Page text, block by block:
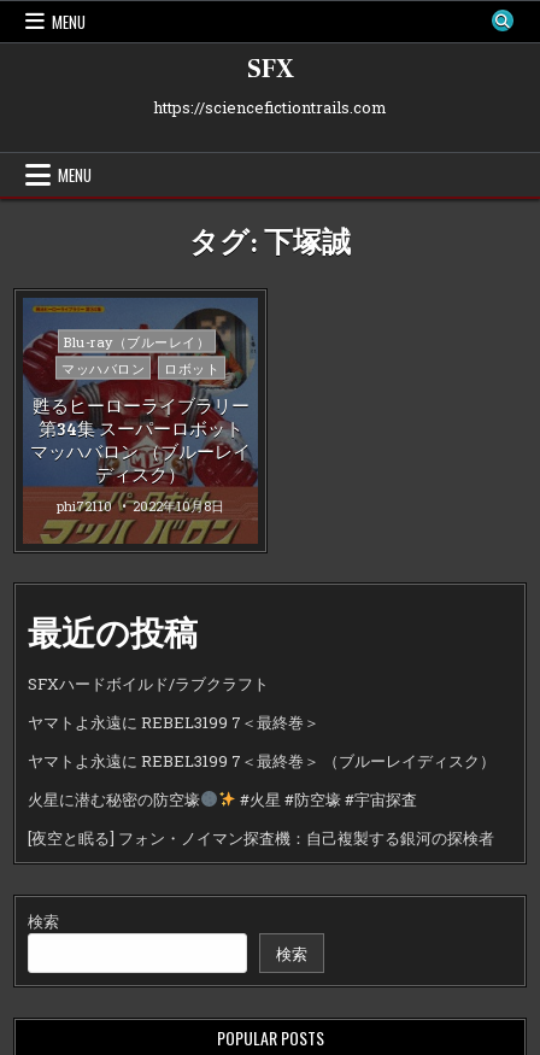
Skip
MENU
SFX
https://sciencefictiontrails.com
MENU
タグ:下塚誠
Posted
in
Blu-ray（ブルーレイ）
マッハバロン
ロボット
甦るヒーローライブラリー
第34集 スーパーロボット
マッハバロン （ブルーレイ
ディスク）
phi72110 2022年10月8日
最近の投稿
SFXハードボイルド/ラブクラフト
ヤマトよ永遠に REBEL3199 7＜最終巻＞
ヤマトよ永遠に REBEL3199 7＜最終巻＞ （ブルーレイディスク）
火星に潜む秘密の防空壕
#火星 #防空壕 #宇宙探査
[夜空と眠る] フォン・ノイマン探査機：自己複製する銀河の探検者
検索
検索
POPULAR POSTS